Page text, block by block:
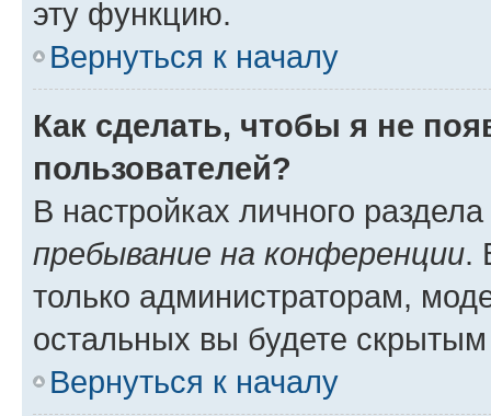
эту функцию.
Вернуться к началу
Как сделать, чтобы я не
пользователей?
В настройках личного
пребывание на конференции.
только администраторам,
остальных вы будете
Вернуться к началу